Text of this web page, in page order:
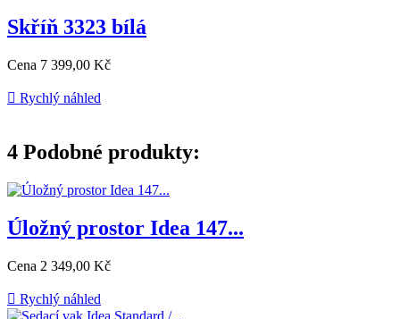
Skříň 3323 bílá
Cena 7 399,00 Kč
 Rychlý náhled
4 Podobné produkty:
Úložný prostor Idea 147...
Cena 2 349,00 Kč
 Rychlý náhled